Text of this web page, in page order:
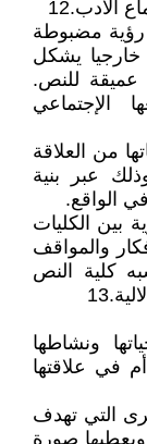
الأدب.12
رؤية مضبوطة
خارجيا يشكل
عميقة للنص.
الإجتماعي
من العلاقة
عبر بنية
الواقع.
بين الكليات
والمواقف
كلية النص
ونشاطها
في علاقتها
التي تهدف
ويعطيها صورة